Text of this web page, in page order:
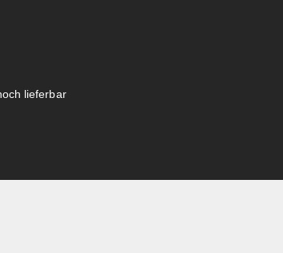
lieferbar